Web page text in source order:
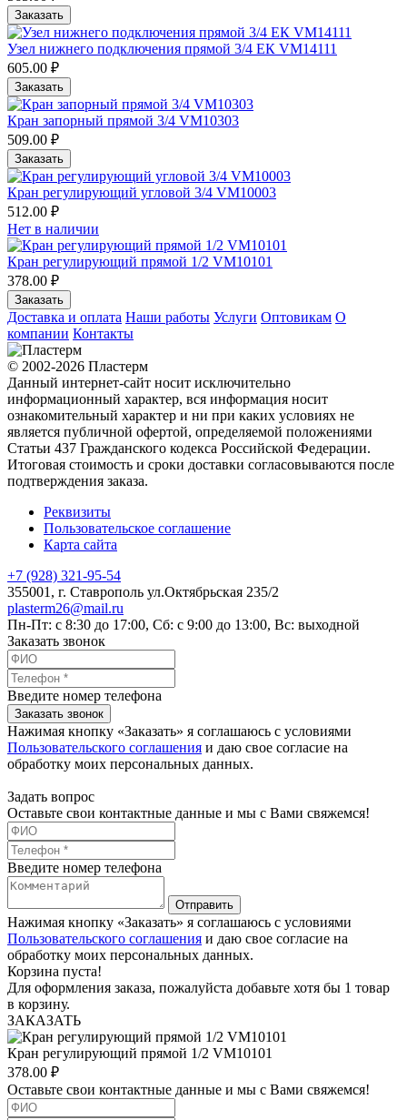
Заказать
Узел нижнего подключения прямой 3/4 ЕК VM14111
605.00 ₽
Заказать
Кран запорный прямой 3/4 VM10303
509.00 ₽
Заказать
Кран регулирующий угловой 3/4 VM10003
512.00 ₽
Нет в наличии
Кран регулирующий прямой 1/2 VM10101
378.00 ₽
Заказать
Доставка и оплата Наши работы Услуги Оптовикам О
компании Контакты
© 2002-2026 Пластерм
Данный интернет-сайт носит исключительно
информационный характер, вся информация носит
ознакомительный характер и ни при каких условиях не
является публичной офертой, определяемой положениями
Статьи 437 Гражданского кодекса Российской Федерации.
Итоговая стоимость и сроки доставки согласовываются после
подтверждения заказа.
Реквизиты
Пользовательское соглашение
Карта сайта
+7 (928) 321-95-54
355001 , г. Ставрополь ул.Октябрьская 235/2
plasterm26@mail.ru
Пн-Пт: с 8:30 до 17:00, Сб: с 9:00 до 13:00, Вс: выходной
Заказать звонок
Введите номер телефона
Заказать звонок
Нажимая кнопку «Заказать» я соглашаюсь с условиями
Пользовательского соглашения и даю свое согласие на
обработку моих персональных данных.
Задать вопрос
Оставьте свои контактные данные и мы с Вами свяжемся!
Введите номер телефона
Отправить
Нажимая кнопку «Заказать» я соглашаюсь с условиями
Пользовательского соглашения и даю свое согласие на
обработку моих персональных данных.
Корзина пуста!
Для оформления заказа, пожалуйста добавьте хотя бы 1 товар
в корзину.
ЗАКАЗАТЬ
Кран регулирующий прямой 1/2 VM10101
378.00 ₽
Оставьте свои контактные данные и мы с Вами свяжемся!